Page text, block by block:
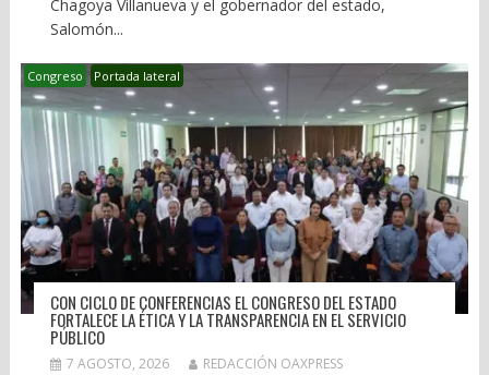
Chagoya Villanueva y el gobernador del estado,
Salomón...
Congreso Portada lateral
CON CICLO DE CONFERENCIAS EL CONGRESO DEL ESTADO
FORTALECE LA ÉTICA Y LA TRANSPARENCIA EN EL SERVICIO
PÚBLICO
7 AGOSTO, 2026 REDACCIÓN OAXPRESS